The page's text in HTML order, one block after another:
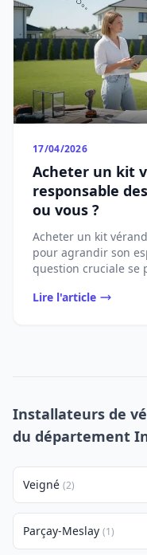
17/04/2026
Acheter un kit
responsable
ou vous ?
Acheter un kit
pour agrandir son
question cruciale se
Lire l'article
Installateurs de
du département
Veigné (2)
Parçay-Meslay (1)